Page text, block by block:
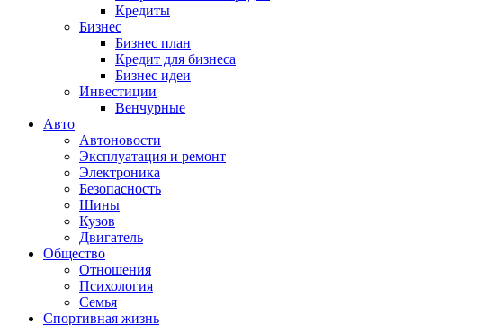
Кредиты
Бизнес
Бизнес план
Кредит для бизнеса
Бизнес идеи
Инвестиции
Венчурные
Авто
Автоновости
Эксплуатация и ремонт
Электроника
Безопасность
Шины
Кузов
Двигатель
Общество
Отношения
Психология
Семья
Спортивная жизнь